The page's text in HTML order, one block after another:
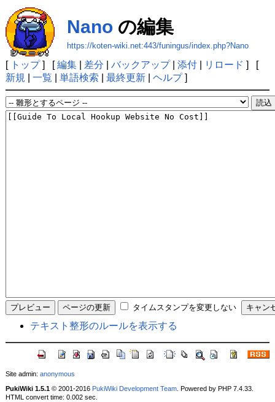
Nanoの編集
https://koten-wiki.net:443/funingus/index.php?Nano
[ トップ] [編集| 差分 バックアップ| 添付| リロード ] [
新規
一覧 単語検索 最終更新| ヘルプ]
タイムスタンプを変更しない
テキスト整形のルールを表示する
Site admin: anonymous
PukiWiki 1.5.1© 2001-2016 PukiWiki Development Team. Powered by PHP 7.4.33.
HTML convert time: 0.002 sec.